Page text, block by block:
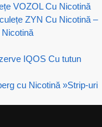
VOZOL Cu Nicotină
ZYN Cu Nicotină –
IQOS Cu tutun
cu Nicotină »Strip-uri